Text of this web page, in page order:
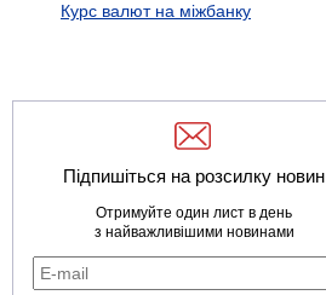
Курс валют на міжбанку
Підпишіться на розсилку новин
Отримуйте один лист в день
з найважливішими новинами